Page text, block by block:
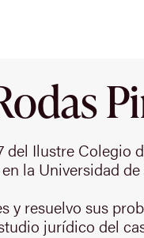
Ilustre Colegio
la Universidad
y resuelvo sus
jurídico del